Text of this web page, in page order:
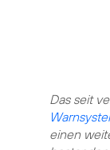
Das seit
einen